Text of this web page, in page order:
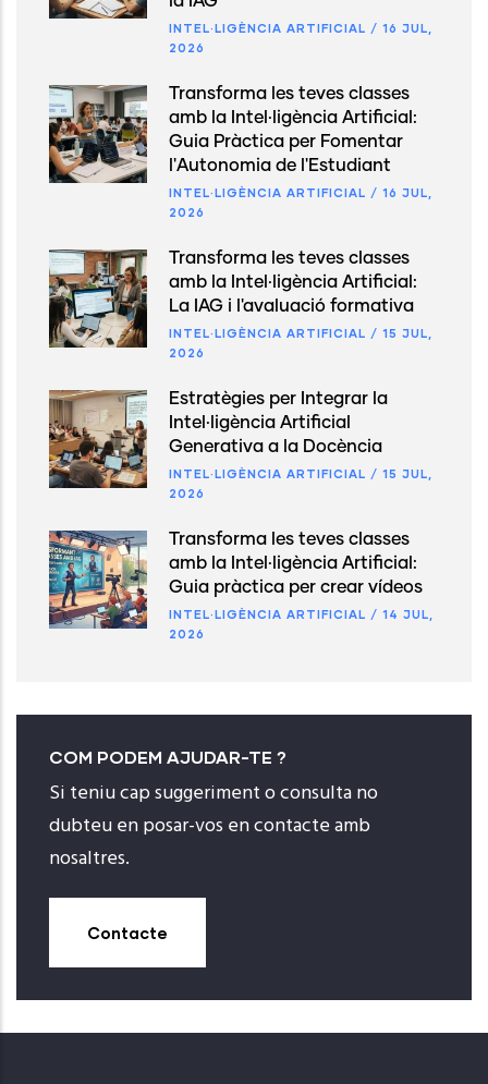
INTEL·LIGÈNCIA ARTIFICIAL / 16 JUL,
2026
Transforma les teves classes
amb la Intel·ligència Artificial:
Guia Pràctica per Fomentar
l'Autonomia de l'Estudiant
INTEL·LIGÈNCIA ARTIFICIAL / 16 JUL,
2026
Transforma les teves classes
amb la Intel·ligència Artificial:
La IAG i l'avaluació formativa
INTEL·LIGÈNCIA ARTIFICIAL / 15 JUL,
2026
Estratègies per Integrar la
Intel·ligència Artificial
Generativa a la Docència
INTEL·LIGÈNCIA ARTIFICIAL / 15 JUL,
2026
Transforma les teves classes
amb la Intel·ligència Artificial:
Guia pràctica per crear vídeos
INTEL·LIGÈNCIA ARTIFICIAL / 14 JUL,
2026
COM PODEM AJUDAR-TE ?
Si teniu cap suggeriment o consulta no
dubteu en posar-vos en contacte amb
nosaltres.
Contacte